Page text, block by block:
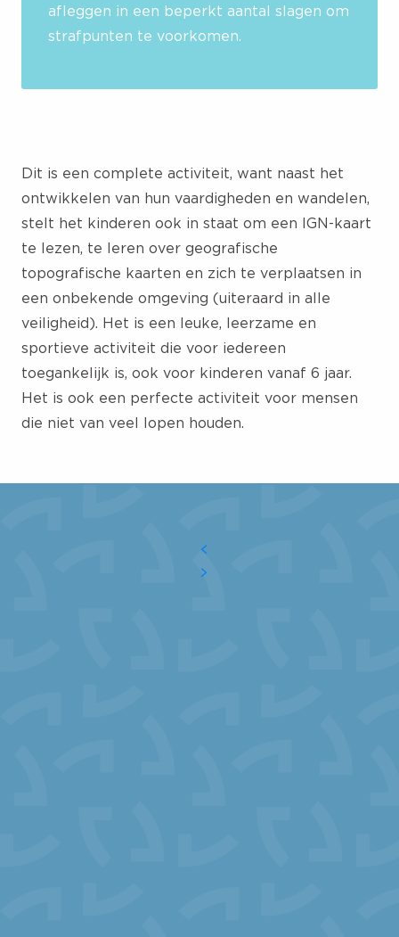
afleggen in een beperkt aantal slagen om
strafpunten te voorkomen.
Dit is een complete activiteit, want naast het
ontwikkelen van hun vaardigheden en wandelen,
stelt het kinderen ook in staat om een IGN-kaart
te lezen, te leren over geografische
topografische kaarten en zich te verplaatsen in
een onbekende omgeving (uiteraard in alle
veiligheid). Het is een leuke, leerzame en
sportieve activiteit die voor iedereen
toegankelijk is, ook voor kinderen vanaf 6 jaar.
Het is ook een perfecte activiteit voor mensen
die niet van veel lopen houden.